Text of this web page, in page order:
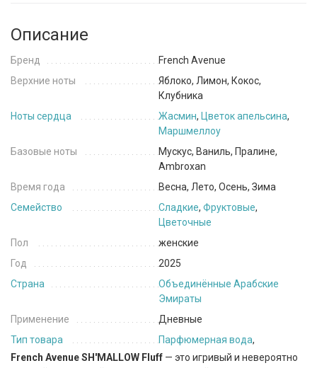
Описание
Бренд
French Avenue
Верхние ноты
Яблоко, Лимон, Кокос,
Клубника
Ноты сердца
Жасмин, Цветок апельсина,
Маршмеллоу
Базовые ноты
Мускус, Ваниль, Пралине,
Ambroxan
Время года
Весна, Лето, Осень, Зима
Семейство
Сладкие, Фруктовые,
Цветочные
Пол
женские
Год
2025
Страна
Объединённые Арабские
Эмираты
Применение
Дневные
Тип товара
Парфюмерная вода,
French Avenue SH'MALLOW Fluff — это игривый и невероятно